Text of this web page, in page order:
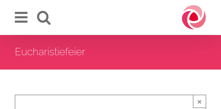
Inhalt
Eucharistiefeier
×